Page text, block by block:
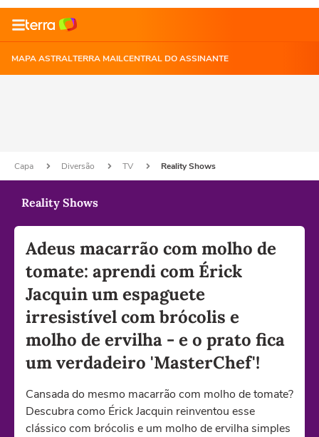
MAPA ASTRALTERRA MAILCENTRAL DO ASSINANTE
Capa Diversão TV Reality Shows
Reality Shows
Adeus macarrão com molho de
tomate: aprendi com Érick
Jacquin um espaguete
irresistível com brócolis e
molho de ervilha - e o prato fica
um verdadeiro 'MasterChef'!
Cansada do mesmo macarrão com molho de tomate?
Descubra como Érick Jacquin reinventou esse
clássico com brócolis e um molho de ervilha simples